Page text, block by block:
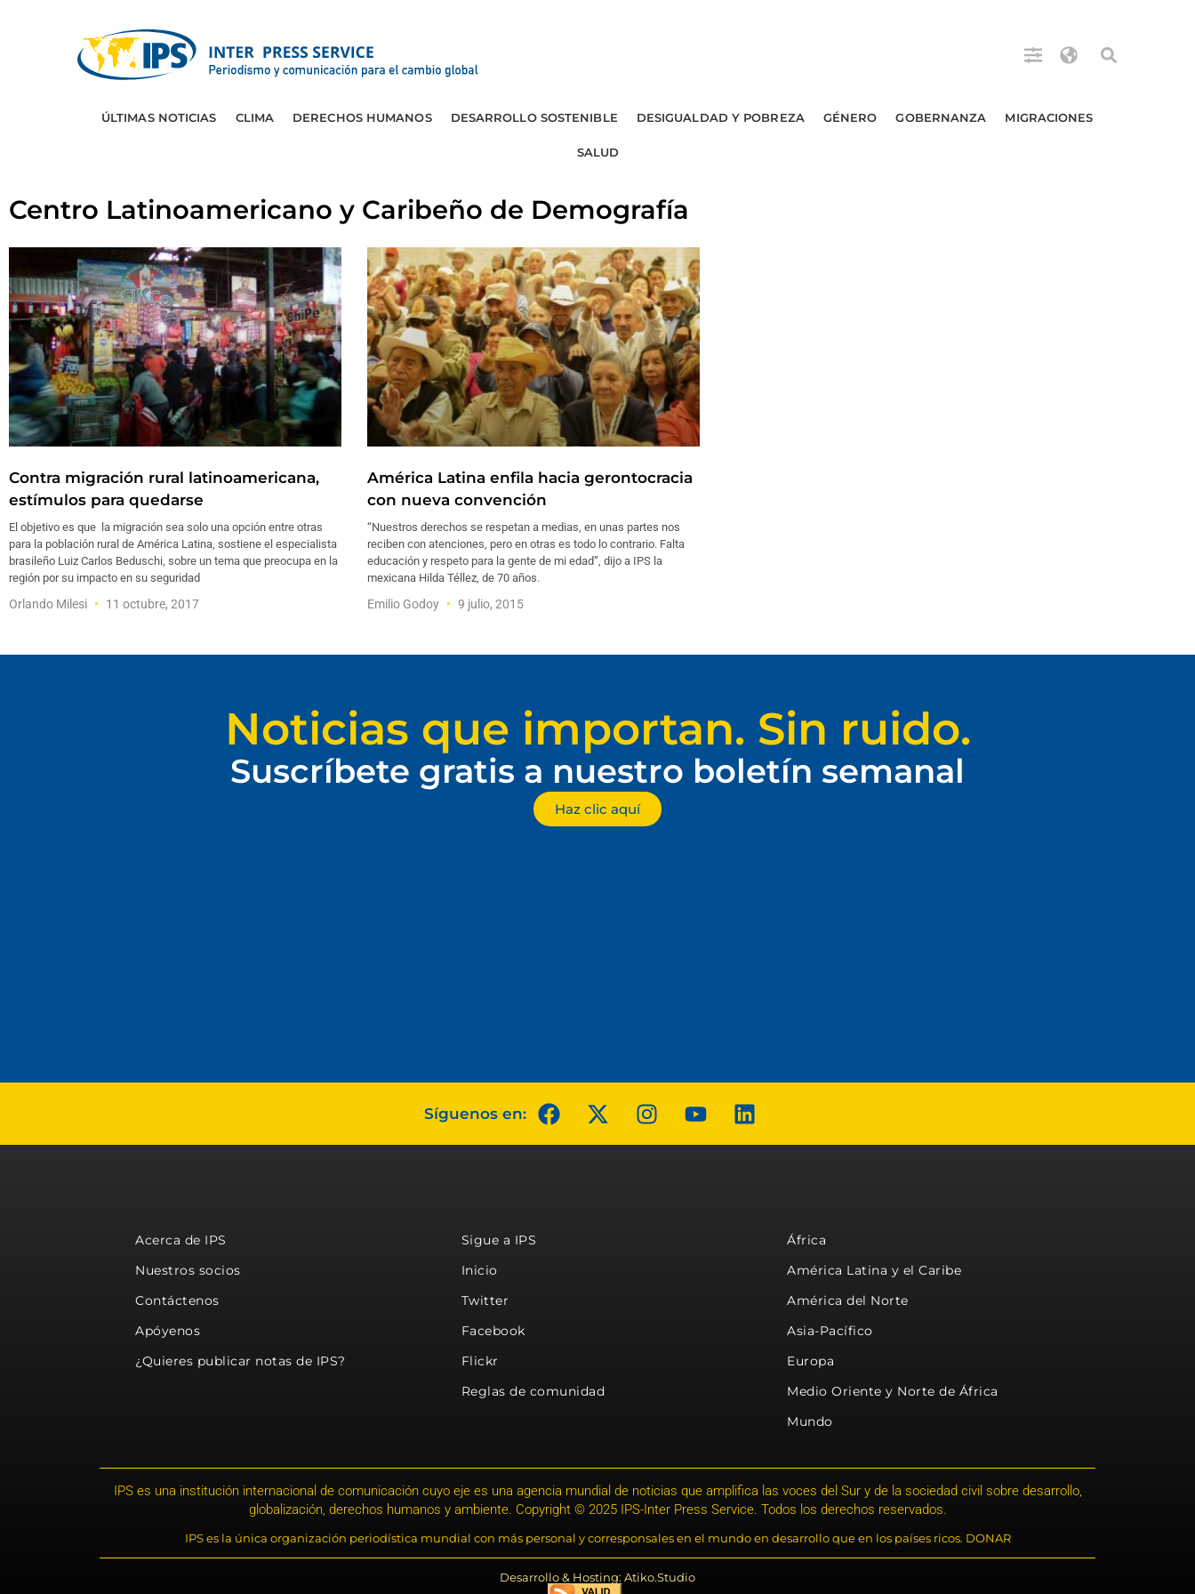
ÚLTIMAS NOTICIAS CLIMA DERECHOS HUMANOS DESARROLLO SOSTENIBLE DESIGUALDAD Y POBREZA GÉNERO GOBERNANZA MIGRACIONES
SALUD
Centro Latinoamericano y Caribeño de Demografía
Contra migración rural latinoamericana,
estímulos para quedarse
El objetivo es que la migración sea solo una opción entre otras
para la población rural de América Latina, sostiene el especialista
brasileño Luiz Carlos Beduschi, sobre un tema que preocupa en la
región por su impacto en su seguridad
Orlando Milesi 11 octubre, 2017
América Latina enfila hacia gerontocracia
con nueva convención
“Nuestros derechos se respetan a medias, en unas partes nos
reciben con atenciones, pero en otras es todo lo contrario. Falta
educación y respeto para la gente de mi edad”, dijo a IPS la
mexicana Hilda Téllez, de 70 años.
Emilio Godoy 9 julio, 2015
Noticias que importan. Sin ruido.
Suscríbete gratis a nuestro boletín semanal
Haz clic aquí
Síguenos en:
Acerca de IPS
Nuestros socios
Contáctenos
Apóyenos
¿Quieres publicar notas de IPS?
Sigue a IPS
Inicio
Twitter
Facebook
Flickr
Reglas de comunidad
África
América Latina y el Caribe
América del Norte
Asia-Pacífico
Europa
Medio Oriente y Norte de África
Mundo
IPS es una institución internacional de comunicación cuyo eje es una agencia mundial de noticias que amplifica las voces del Sur y de la sociedad civil sobre desarrollo,
globalización, derechos humanos y ambiente. Copyright © 2025 IPS-Inter Press Service. Todos los derechos reservados.
IPS es la única organización periodística mundial con más personal y corresponsales en el mundo en desarrollo que en los países ricos. DONAR
Desarrollo & Hosting: Atiko.Studio